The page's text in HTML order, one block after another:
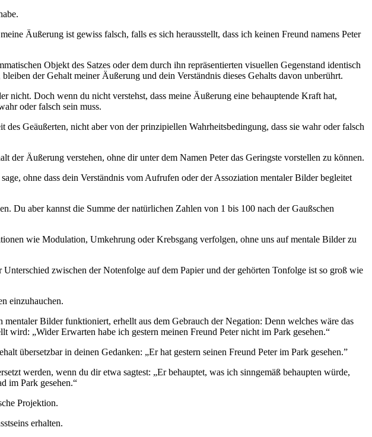
Äußerung ist gewiss falsch, falls es sich herausstellt, dass ich keinen Freund namens Peter
Objekt des Satzes oder dem durch ihn repräsentierten visuellen Gegenstand identisch
der Gehalt meiner Äußerung und dein Verständnis dieses Gehalts davon unberührt.
Doch wenn du nicht verstehst, dass meine Äußerung eine behauptende Kraft hat,
oder falsch sein muss.
Geäußerten, nicht aber von der prinzipiellen Wahrheitsbedingung, dass sie wahr oder falsch
der Äußerung verstehen, ohne dir unter dem Namen Peter das Geringste vorstellen zu können.
ohne dass dein Verständnis vom Aufrufen oder der Assoziation mentaler Bilder begleitet
Du aber kannst die Summe der natürlichen Zahlen von 1 bis 100 nach der Gaußschen
wie Modulation, Umkehrung oder Krebsgang verfolgen, ohne uns auf mentale Bilder zu
zwischen der Notenfolge auf dem Papier und der gehörten Tonfolge ist so groß wie
einzuhauchen.
Bilder funktioniert, erhellt aus dem Gebrauch der Negation: Denn welches wäre das
wird: „Wider Erwarten habe ich gestern meinen Freund Peter nicht im Park gesehen.“
übersetzbar in deinen Gedanken: „Er hat gestern seinen Freund Peter im Park gesehen.”
werden, wenn du dir etwa sagtest: „Er behauptet, was ich sinngemäß behaupten würde,
im Park gesehen.“
Projektion.
erhalten.